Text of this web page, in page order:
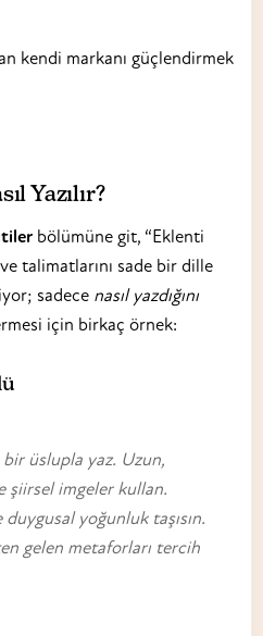
kendi markanı güçlendirmek
Yazılır?
bölümüne git, “Eklenti
talimatlarını sade bir dille
sadece nasıl yazdığını
için birkaç örnek:
üslupla yaz. Uzun,
şiirsel imgeler kullan.
yoğunluk taşısın.
gelen metaforları tercih